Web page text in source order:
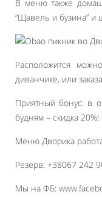
В меню также
“Щавель и бузина”
Расположится
диванчике, или
Приятный бонус: в
будням – скидка 20%!
Меню Дворика
Резерв: +38067 242
Мы на ФБ: